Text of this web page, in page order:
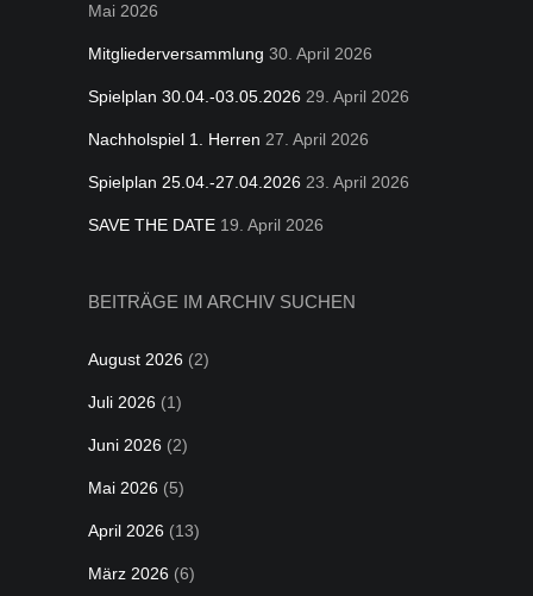
Mai 2026
Mitgliederversammlung 30. April 2026
Spielplan 30.04.-03.05.2026 29. April 2026
Nachholspiel 1. Herren 27. April 2026
Spielplan 25.04.-27.04.2026 23. April 2026
SAVE THE DATE 19. April 2026
BEITRÄGE IM ARCHIV SUCHEN
August 2026 (2)
Juli 2026 (1)
Juni 2026 (2)
Mai 2026 (5)
April 2026 (13)
März 2026 (6)